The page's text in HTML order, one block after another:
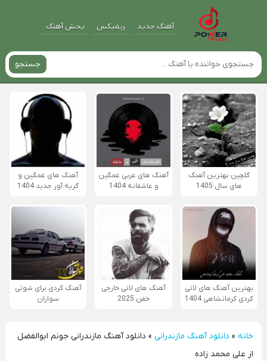
آهنگ جدید ریمیکس پخش آهنگ
جستجو
گلچین بهترین آهنگ
های سال 1405
آهنگ های عربی غمگین
و عاشقانه 1404
آهنگ های غمگین و
گریه آور جدید 1404
بهترین آهنگ های لاتی
کردی کرمانشاهی 1404
آهنگ های لاتی خارجی
خفن 2025
آهنگ کردی برای شوتی
سواران
خانه» دانلود آهنگ مازندرانی» دانلود آهنگ مازندرانی جونم ابوالفضل
از علی محمد زاده